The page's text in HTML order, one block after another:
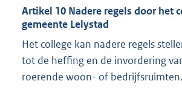
Artikel 10 Nadere regels door het
gemeente Lelystad
Het college kan nadere regels
tot de heffing en de invordering
roerende woon- of bedrijfsruimten.